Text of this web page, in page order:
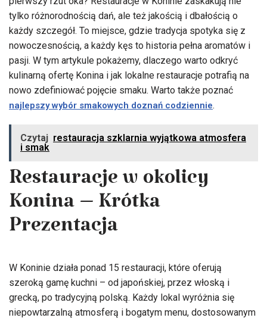
tylko różnorodnością dań, ale też jakością i dbałością o
każdy szczegół. To miejsce, gdzie tradycja spotyka się z
nowoczesnością, a każdy kęs to historia pełna aromatów i
pasji. W tym artykule pokażemy, dlaczego warto odkryć
kulinarną ofertę Konina i jak lokalne restauracje potrafią na
nowo zdefiniować pojęcie smaku. Warto także poznać
najlepszy wybór smakowych doznań codziennie.
Czytaj restauracja szklarnia wyjątkowa atmosfera
i smak
Restauracje w okolicy
Konina – Krótka
Prezentacja
W Koninie działa ponad 15 restauracji, które oferują
szeroką gamę kuchni – od japońskiej, przez włoską i
grecką, po tradycyjną polską. Każdy lokal wyróżnia się
niepowtarzalną atmosferą i bogatym menu, dostosowanym